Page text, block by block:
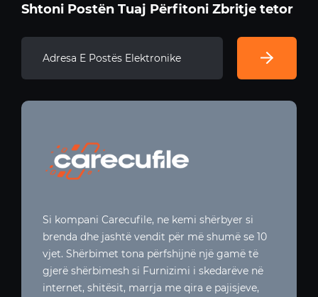
Shtoni Postën Tuaj Përfitoni Zbritje tetor
Si kompani Carecufile, ne kemi shërbyer si
brenda dhe jashtë vendit për më shumë se 10
vjet. Shërbimet tona përfshijnë një gamë të
gjerë shërbimesh si Furnizimi i skedarëve në
internet, shitësit, marrja me qira e pajisjeve,